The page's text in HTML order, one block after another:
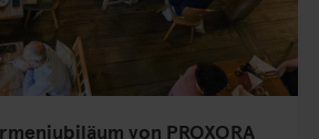
von PROXORA